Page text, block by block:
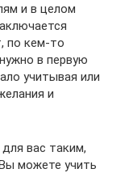
и в целом
по кем-то
в первую
учитывая или
и
вас таким,
можете учить